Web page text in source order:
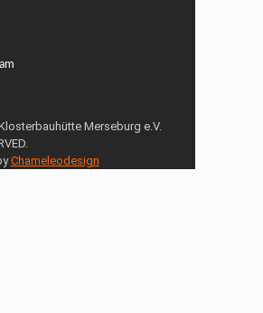
Merseburg e.V.
Chameleodesign